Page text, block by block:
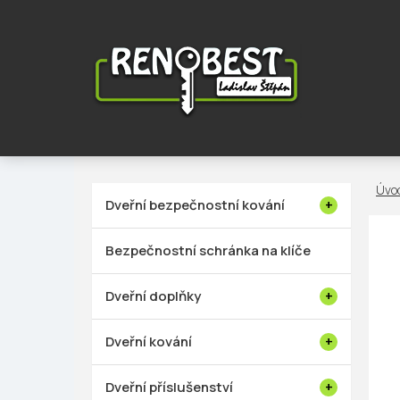
Dveřní bezpečnostní kování
Bezpečnostní schránka na klíče
Dveřní doplňky
Dveřní kování
Dveřní příslušenství